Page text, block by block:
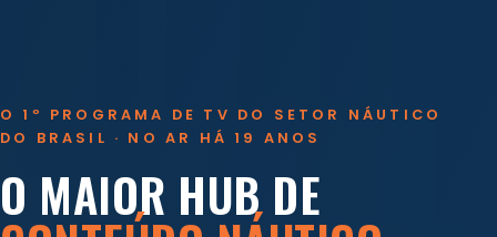
O 1º PROGRAMA DE TV DO SETOR NÁUTICO
DO BRASIL · NO AR HÁ 19 ANOS
O MAIOR HUB DE